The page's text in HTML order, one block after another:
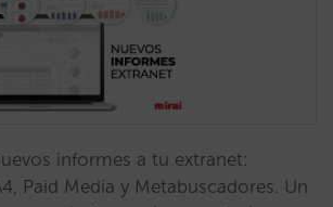
informes a tu extranet:
Paid Media y Metabuscadores. Un